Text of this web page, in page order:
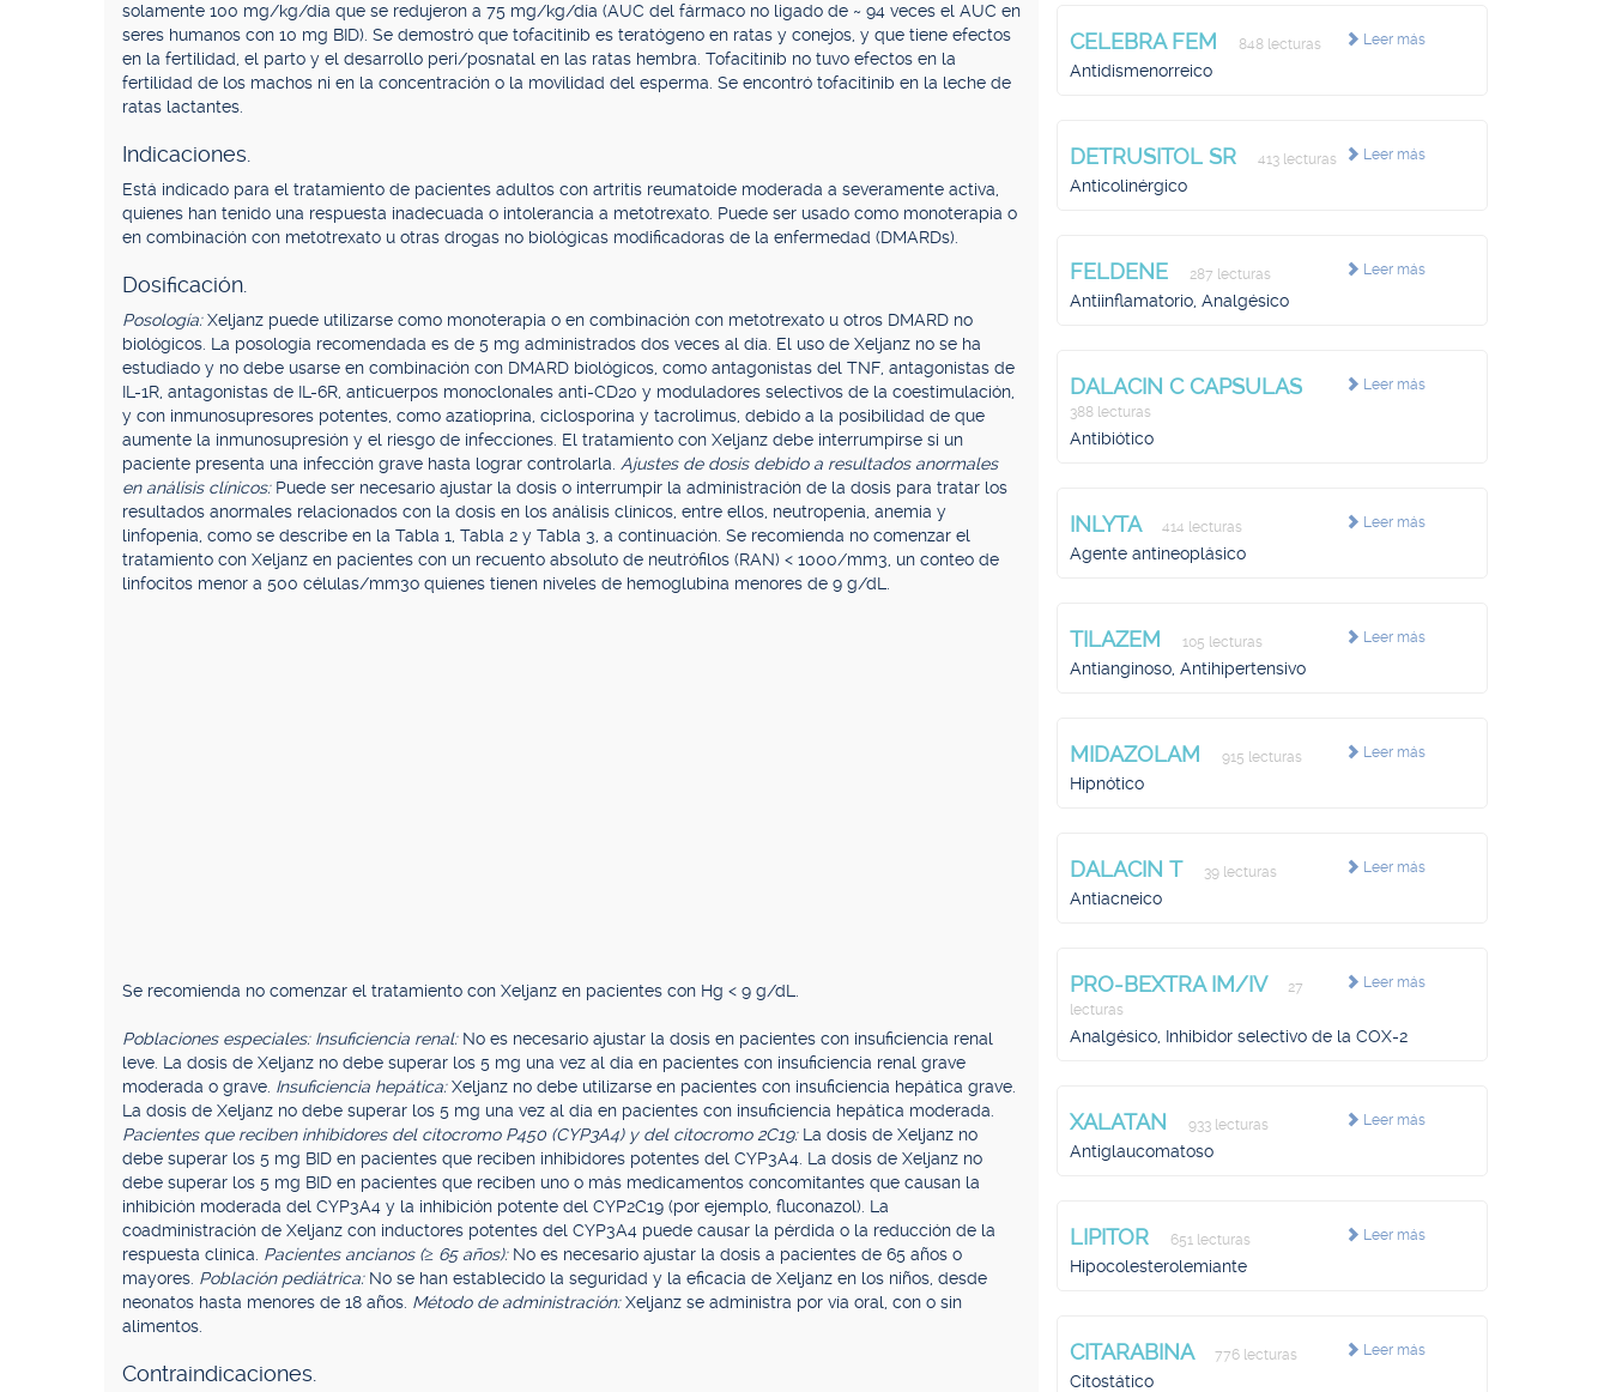
solamente 100 mg/kg/día que se redujeron a 75 mg/kg/día (AUC del fármaco no ligado de ~ 94 veces el AUC en
seres humanos con 10 mg BID). Se demostró que tofacitinib es teratógeno en ratas y conejos, y que tiene efectos
en la fertilidad, el parto y el desarrollo peri/posnatal en las ratas hembra. Tofacitinib no tuvo efectos en la
fertilidad de los machos ni en la concentración o la movilidad del esperma. Se encontró tofacitinib en la leche de
ratas lactantes.
Indicaciones.
Está indicado para el tratamiento de pacientes adultos con artritis reumatoide moderada a severamente activa,
quienes han tenido una respuesta inadecuada o intolerancia a metotrexato. Puede ser usado como monoterapia o
en combinación con metotrexato u otras drogas no biológicas modificadoras de la enfermedad (DMARDs).
Dosificación.
Posología:Xeljanz puede utilizarse como monoterapia o en combinación con metotrexato u otros DMARD no
biológicos. La posología recomendada es de 5 mg administrados dos veces al día. El uso de Xeljanz no se ha
estudiado y no debe usarse en combinación con DMARD biológicos, como antagonistas del TNF, antagonistas de
IL-1R, antagonistas de IL-6R, anticuerpos monoclonales anti-CD20 y moduladores selectivos de la coestimulación,
y con inmunosupresores potentes, como azatioprina, ciclosporina y tacrolimus, debido a la posibilidad de que
aumente la inmunosupresión y el riesgo de infecciones. El tratamiento con Xeljanz debe interrumpirse si un
paciente presenta una infección grave hasta lograr controlarla. Ajustes de dosis debido a resultados anormales
en análisis clínicos: Puede ser necesario ajustar la dosis o interrumpir la administración de la dosis para tratar los
resultados anormales relacionados con la dosis en los análisis clínicos, entre ellos, neutropenia, anemia y
linfopenia, como se describe en la Tabla 1, Tabla 2 y Tabla 3, a continuación. Se recomienda no comenzar el
tratamiento con Xeljanz en pacientes con un recuento absoluto de neutrófilos (RAN) < 1000/mm3, un conteo de
linfocitos menor a 500 células/mm3o quienes tienen niveles de hemoglubina menores de 9 g/dL.
Se recomienda no comenzar el tratamiento con Xeljanz en pacientes con Hg < 9 g/dL.
Poblaciones especiales: Insuficiencia renal: No es necesario ajustar la dosis en pacientes con insuficiencia renal
leve. La dosis de Xeljanz no debe superar los 5 mg una vez al día en pacientes con insuficiencia renal grave
moderada o grave. Insuficiencia hepática:Xeljanz no debe utilizarse en pacientes con insuficiencia hepática grave.
La dosis de Xeljanz no debe superar los 5 mg una vez al día en pacientes con insuficiencia hepática moderada.
Pacientes que reciben inhibidores del citocromo P450 (CYP3A4) y del citocromo 2C19: La dosis de Xeljanz no
debe superar los 5 mg BID en pacientes que reciben inhibidores potentes del CYP3A4. La dosis de Xeljanz no
debe superar los 5 mg BID en pacientes que reciben uno o más medicamentos concomitantes que causan la
inhibición moderada del CYP3A4 y la inhibición potente del CYP2C19 (por ejemplo, fluconazol). La
coadministración de Xeljanz con inductores potentes del CYP3A4 puede causar la pérdida o la reducción de la
respuesta clínica. Pacientes ancianos (≥ 65 años): No es necesario ajustar la dosis a pacientes de 65 años o
mayores. Población pediátrica: No se han establecido la seguridad y la eficacia de Xeljanz en los niños, desde
neonatos hasta menores de 18 años. Método de administración:Xeljanz se administra por vía oral, con o sin
alimentos.
Contraindicaciones.
Leer más
CELEBRA FEM 848 lecturas
Antidismenorreico
Leer más
DETRUSITOL SR 413 lecturas
Anticolinérgico
Leer más
FELDENE 287 lecturas
Antiinflamatorio, Analgésico
Leer más
DALACIN C CAPSULAS
388 lecturas
Antibiótico
Leer más
INLYTA 414 lecturas
Agente antineoplásico
Leer más
TILAZEM 105 lecturas
Antianginoso, Antihipertensivo
Leer más
MIDAZOLAM 915 lecturas
Hipnótico
Leer más
DALACIN T 39 lecturas
Antiacneico
Leer más
PRO-BEXTRA IM/IV
27
lecturas
Analgésico, Inhibidor selectivo de la COX-2
Leer más
XALATAN 933 lecturas
Antiglaucomatoso
Leer más
LIPITOR 651 lecturas
Hipocolesterolemiante
Leer más
CITARABINA 776 lecturas
Citostático